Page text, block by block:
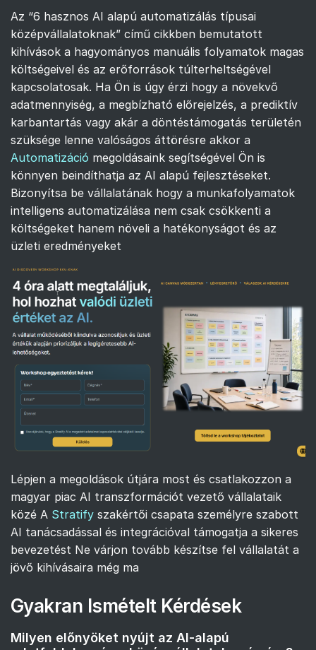
Az “6 hasznos AI alapú automatizálás típusai
középvállalatoknak” című cikkben bemutatott
kihívások a hagyományos manuális folyamatok magas
költségeivel és az erőforrások túlterheltségével
kapcsolatosak. Ha Ön is úgy érzi hogy a növekvő
adatmennyiség, a megbízható előrejelzés, a prediktív
karbantartás vagy akár a döntéstámogatás területén
szüksége lenne valóságos áttörésre akkor a
Automatizáció megoldásaink segítségével Ön is
könnyen beindíthatja az AI alapú fejlesztéseket.
Bizonyítsa be vállalatának hogy a munkafolyamatok
intelligens automatizálása nem csak csökkenti a
költségeket hanem növeli a hatékonyságot és az
üzleti eredményeket
Lépjen a megoldások útjára most és csatlakozzon a
magyar piac AI transzformációt vezető vállalataik
közé A Stratify szakértői csapata személyre szabott
AI tanácsadással és integrációval támogatja a sikeres
bevezetést Ne várjon tovább készítse fel vállalatát a
jövő kihívásaira még ma
Gyakran Ismételt Kérdések
Milyen előnyöket nyújt az AI-alapú